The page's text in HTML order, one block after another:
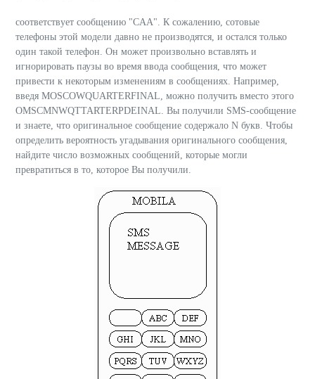
соответствует сообщению "CAA". К сожалению, сотовые
телефоны этой модели давно не производятся, и остался только
один такой телефон. Он может произвольно вставлять и
игнорировать паузы во время ввода сообщения, что может
привести к некоторым изменениям в сообщениях. Например,
введя MOSCOWQUARTERFINAL, можно получить вместо этого
OMSCMNWQTTARTERPDEINAL. Вы получили SMS-сообщение
и знаете, что оригинальное сообщение содержало N букв. Чтобы
определить вероятность угадывания оригинального сообщения,
найдите число возможных сообщений, которые могли
превратиться в то, которое Вы получили.